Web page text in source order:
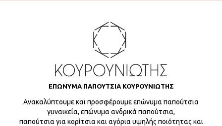
ΕΠΩΝΥΜΑ ΠΑΠΟΥΤΣΙΑ ΚΟΥΡΟΥΝΙΩΤΗΣ
Ανακαλύπτουμε και προσφέρουμε επώνυμα παπούτσια
γυναικεία, επώνυμα ανδρικά παπούτσια,
παπούτσια για κορίτσια και αγόρια υψηλής ποιότητας και